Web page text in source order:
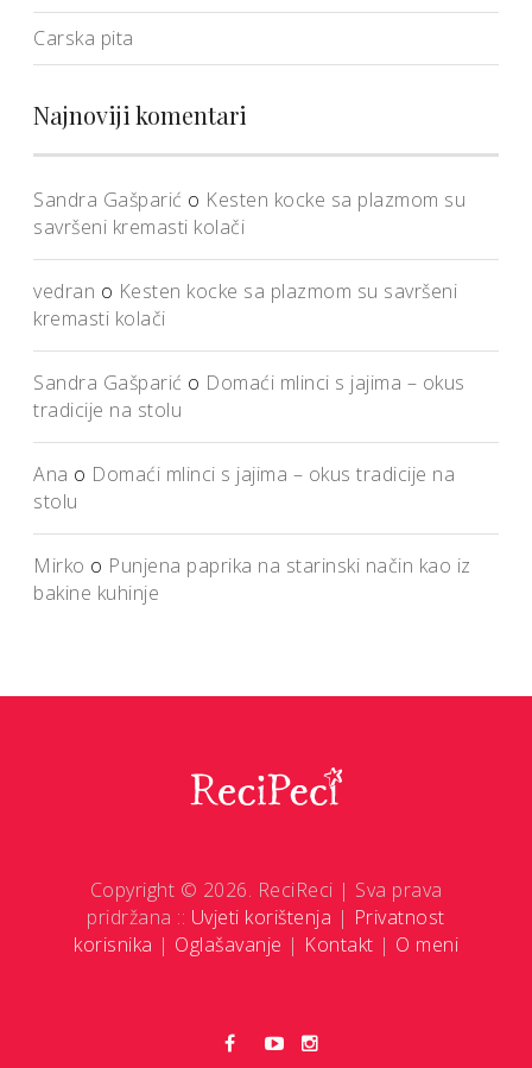
Carska pita
Najnoviji komentari
Sandra Gašparić o Kesten kocke sa plazmom su
savršeni kremasti kolači
vedran o Kesten kocke sa plazmom su savršeni
kremasti kolači
Sandra Gašparić o Domaći mlinci s jajima – okus
tradicije na stolu
Ana o Domaći mlinci s jajima – okus tradicije na
stolu
Mirko o Punjena paprika na starinski način kao iz
bakine kuhinje
Copyright © 2026. ReciReci | Sva prava
pridržana :: Uvjeti korištenja | Privatnost
korisnika | Oglašavanje | Kontakt | O meni